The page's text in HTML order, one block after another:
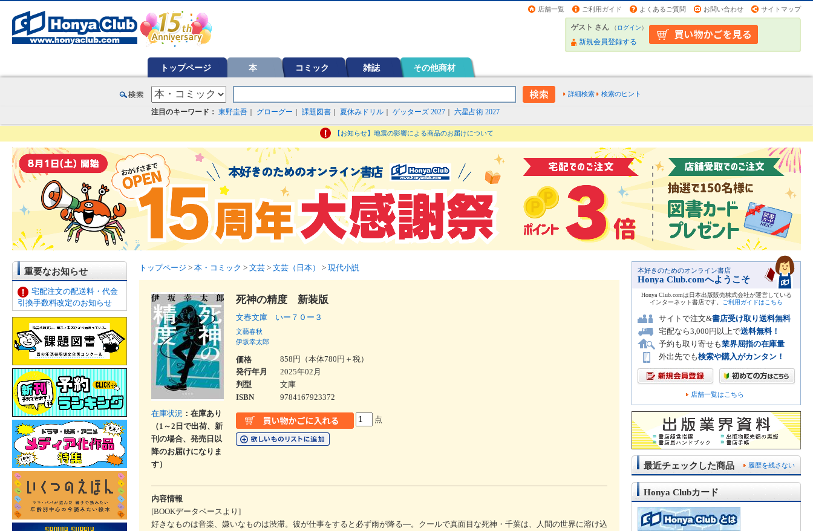
店舗一覧 ご利用ガイド よくあるご質問 お問い合わせ サイトマップ
ゲスト さん （ログイン）
新規会員登録する
トップページ 本 コミック 雑誌 その他商材
詳細検索 検索のヒント
注目のキーワード： 東野圭吾 グローグー 課題図書 夏休みドリル ゲッターズ 2027 六星占術 2027
【お知らせ】地震の影響による商品のお届けについて
重要なお知らせ
宅配注文の配送料・代金
引換手数料改定のお知らせ
トップページ > 本・コミック > 文芸 > 文芸（日本） > 現代小説
在庫状況 ：在庫あり
（1～2日で出荷、新
刊の場合、発売日以
降のお届けになりま
す）
死神の精度 新装版
文春文庫 いー７０ー３
文藝春秋
伊坂幸太郎
価格
858円（本体780円＋税）
発行年月
2025年02月
判型
文庫
ISBN
9784167923372
点
内容情報
[BOOKデータベースより]
好きなものは音楽、嫌いなものは渋滞。彼が仕事をすると必ず雨が降る―。クールで真面目な死神・千葉は、人間の世界に溶け込
本好きのためのオンライン書店
Honya Club.comへようこそ
Honya Club.comは日本出版販売株式会社が運営している
インターネット書店です。
ご利用ガイドはこちら
サイトで注文&書店受け取り送料無料
宅配なら3,000円以上で送料無料！
予約も取り寄せも業界屈指の在庫量
外出先でも検索や購入がカンタン！
店舗一覧はこちら
履歴を残さない
最近チェックした商品
Honya Clubカード